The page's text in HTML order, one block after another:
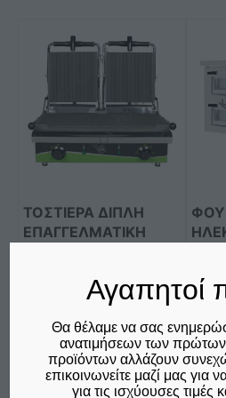
ΤΟΣΤΙΕΡΑ ΔΙΠΛΗ
ΕΠΑΓΓΕΛΜΑΤΙKH
δεν συμπεριλαμβάνεται ο
Επιλογή
προϊόν
έχει
πολλαπλές
παραλλαγές.
Οι
μπορούν
να
επιλεγούν
προϊόντος
ΑΠΌ:€
Αγαπητοί
Θα θέλαμε να σας
ανατιμήσεων των πρώτων
προϊόντων αλλάζουν
επικοινωνείτε μαζί μας
για τις ισχύουσες τιμές